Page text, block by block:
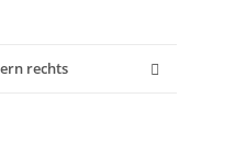
rechts